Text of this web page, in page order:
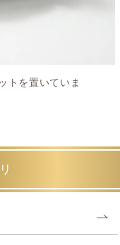
トを置いていま